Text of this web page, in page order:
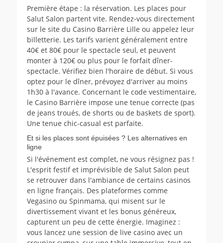
Première étape : la réservation. Les places pour
Salut Salon partent vite. Rendez-vous directement
sur le site du Casino Barrière Lille ou appelez leur
billetterie. Les tarifs varient généralement entre
40€ et 80€ pour le spectacle seul, et peuvent
monter à 120€ ou plus pour le forfait dîner-
spectacle. Vérifiez bien l'horaire de début. Si vous
optez pour le dîner, prévoyez d'arriver au moins
1h30 à l'avance. Concernant le code vestimentaire,
le Casino Barrière impose une tenue correcte (pas
de jeans troués, de shorts ou de baskets de sport).
Une tenue chic-casual est parfaite.
Et si les places sont épuisées ? Les alternatives en
ligne
Si l'événement est complet, ne vous résignez pas !
L'esprit festif et imprévisible de Salut Salon peut
se retrouver dans l'ambiance de certains casinos
en ligne français. Des plateformes comme
Vegasino ou Spinmama, qui misent sur le
divertissement vivant et les bonus généreux,
capturent un peu de cette énergie. Imaginez :
vous lancez une session de live casino avec un